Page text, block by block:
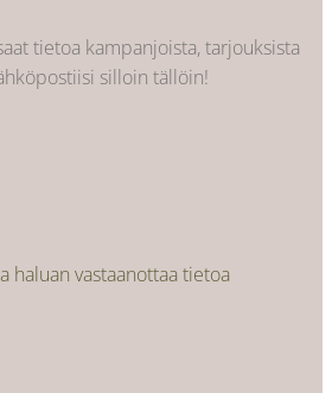
tietoa kampanjoista, tarjouksista
silloin tällöin!
haluan vastaanottaa tietoa